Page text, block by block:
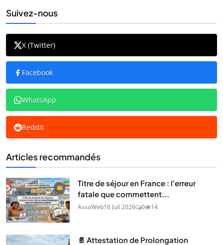
Suivez-nous
X (Twitter)
Facebook
WhatsApp
Reddit
Articles recommandés
Titre de séjour en France : l'erreur
fatale que commettent...
AssoWeb16 Juil 2026 0 14
📄 Attestation de Prolongation